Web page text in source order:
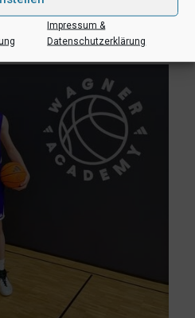
Impressum &
Datenschutzerklärung